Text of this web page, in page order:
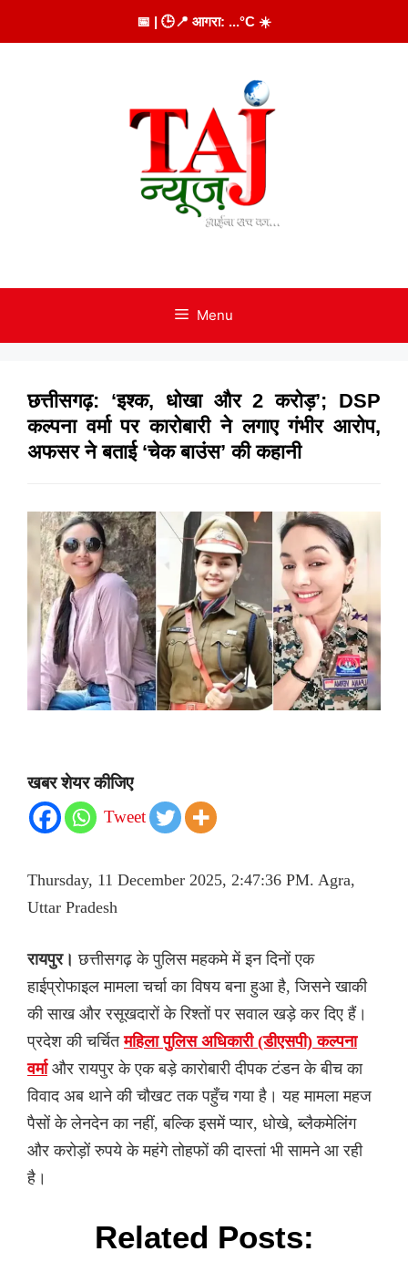
to
📅 | 🕒📍 आगरा: ...°C ☀️
Menu
छत्तीसगढ़: ‘इश्क, धोखा और 2 करोड़’; DSP
कल्पना वर्मा पर कारोबारी ने लगाए गंभीर आरोप,
अफसर ने बताई ‘चेक बाउंस’ की कहानी
खबर शेयर कीजिए
Tweet
Thursday, 11 December 2025, 2:47:36 PM. Agra,
Uttar Pradesh
रायपुर। छत्तीसगढ़ के पुलिस महकमे में इन दिनों एक
हाईप्रोफाइल मामला चर्चा का विषय बना हुआ है, जिसने खाकी
की साख और रसूखदारों के रिश्तों पर सवाल खड़े कर दिए हैं।
प्रदेश की चर्चितमहिला पुलिस अधिकारी (डीएसपी) कल्पना
वर्माऔर रायपुर के एक बड़े कारोबारी दीपक टंडन के बीच का
विवाद अब थाने की चौखट तक पहुँच गया है। यह मामला महज
पैसों के लेनदेन का नहीं, बल्कि इसमें प्यार, धोखे, ब्लैकमेलिंग
और करोड़ों रुपये के महंगे तोहफों की दास्तां भी सामने आ रही
है।
Related Posts: